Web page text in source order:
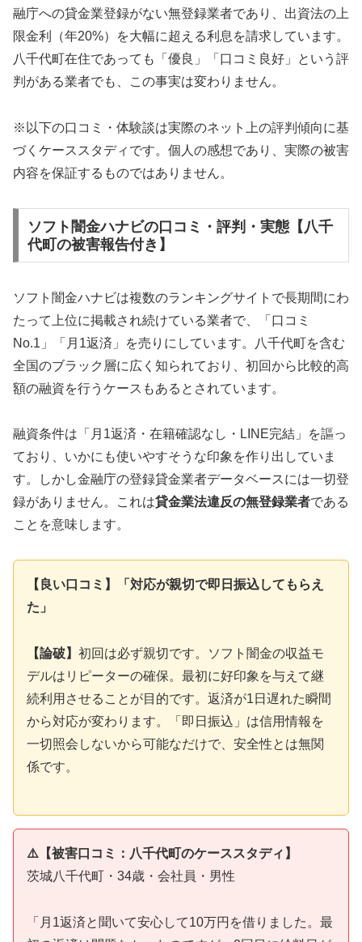
融庁への貸金業登録がない無登録業者であり、出資法の上
限金利（年20%）を大幅に超える利息を請求しています。
八千代町在住であっても「優良」「口コミ良好」という評
判がある業者でも、この事実は変わりません。
※以下の口コミ・体験談は実際のネット上の評判傾向に基
づくケーススタディです。個人の感想であり、実際の被害
内容を保証するものではありません。
ソフト闇金ハナビの口コミ・評判・実態【八千
代町の被害報告付き】
ソフト闇金ハナビは複数のランキングサイトで長期間にわ
たって上位に掲載され続けている業者で、「口コミ
No.1」「月1返済」を売りにしています。八千代町を含む
全国のブラック層に広く知られており、初回から比較的高
額の融資を行うケースもあるとされています。
融資条件は「月1返済・在籍確認なし・LINE完結」を謳っ
ており、いかにも使いやすそうな印象を作り出していま
す。しかし金融庁の登録貸金業者データベースには一切登
録がありません。これは貸金業法違反の無登録業者である
ことを意味します。
【良い口コミ】「対応が親切で即日振込してもらえ
た」
【論破】 初回は必ず親切です。ソフト闇金の収益モ
デルはリピーターの確保。最初に好印象を与えて継
続利用させることが目的です。返済が1日遅れた瞬間
から対応が変わります。「即日振込」は信用情報を
一切照会しないから可能なだけで、安全性とは無関
係です。
⚠️【被害口コミ：八千代町のケーススタディ】
茨城八千代町・34歳・会社員・男性
「月1返済と聞いて安心して10万円を借りました。最